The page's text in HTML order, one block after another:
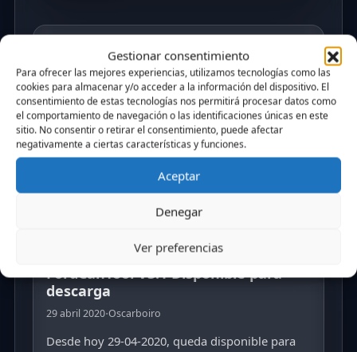
Gestionar consentimiento
Para ofrecer las mejores experiencias, utilizamos tecnologías como las
cookies para almacenar y/o acceder a la información del dispositivo. El
consentimiento de estas tecnologías nos permitirá procesar datos como
el comportamiento de navegación o las identificaciones únicas en este
sitio. No consentir o retirar el consentimiento, puede afectar
negativamente a ciertas características y funciones.
Aceptar
Denegar
Ver preferencias
FordCanTool V4.2 Beta Disponible
para descarga
16 febrero 2021·Oscarboiro
En esta nueva versión se han reestructurado las
pestañas. Los módulos MS-CAN y HS-CAN
quedan […]
Leer más
FordCanTool V3.1 Disponible para
descarga
29 abril 2020·Oscarboiro
Desde hoy 29-04-2020, queda disponible para